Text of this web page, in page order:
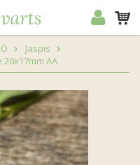
Jaspis
20x17mm AA